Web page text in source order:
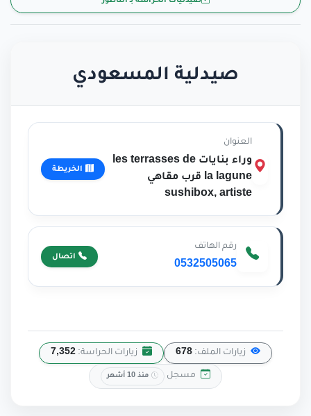
صيدلية المسعودي
العنوان
وراء بنايات les terrasses de
la lagune قرب مقاهي
sushibox, artiste
الخريطة
رقم الهاتف
0532505065
اتصال
زيارات الملف: 678 زيارات الحراسة: 7,352
مسجل منذ 10 أشهر